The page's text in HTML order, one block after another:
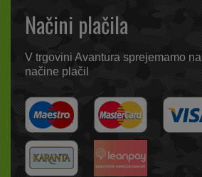
Načini plačila
V trgovini Avantura sprejemamo
načine plačil